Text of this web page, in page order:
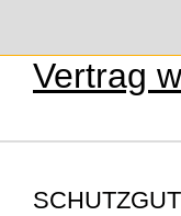
Vertrag